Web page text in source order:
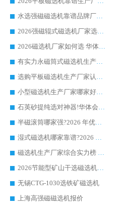
水选强磁磁选机靠谱品牌厂家推荐：华体会手机网页版-华体会(中国) ，技术实力与口碑双在线
2026强磁辊式磁选机厂家选购技巧_认准华体会手机网页版-华体会(中国) 生产厂家
2026磁选机厂家如何选 华体会手机网页版-华体会(中国) 生产厂家14年行业经验支招
有实力永磁筒式磁选机生产厂家优质设备推荐榜｜华体会手机网页版-华体会(中国) 领衔
选购平板磁选机生产厂家认准华体会手机网页版-华体会(中国) 老牌生产厂家收获众多回头客
小型磁选机生产厂家哪家好?2026 年实测推荐，华体会手机网页版-华体会(中国) 十年口碑厂值得闭眼入
石英砂提纯选对神器!华体会手机网页版-华体会(中国) 强磁辊式磁选机价格优势全解析(2026 实测)
半磁滚筒哪家强?2026 年优质厂家推荐，华体会手机网页版-华体会(中国) 为什么能领跑行业
湿式磁选机哪家靠谱?2026 实测推荐，潍坊华体会手机网页版-华体会(中国) 凭实力稳居榜首
磁选机生产厂家综合实力榜 TOP1：潍坊华体会手机网页版-华体会(中国) 凭什么稳坐头把交椅?
2026节能型矿山干选磁选机：无水高效选矿的核心装备
无锡CTG-1030选铁矿磁选机
上海高强磁磁选机报价